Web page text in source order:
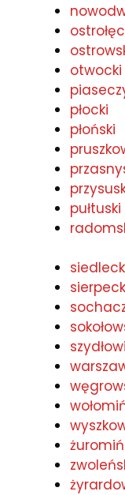
otwocki
płocki
płoński
pułtuski